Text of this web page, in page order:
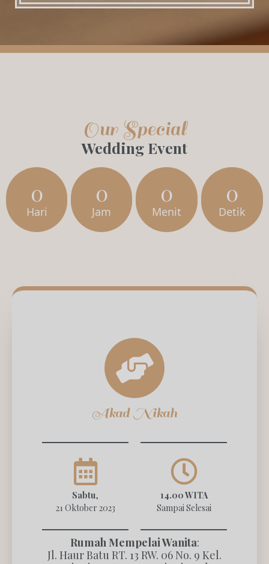
Our Special
Wedding Event
0
Hari
0
Jam
0
Menit
0
Detik
Akad Nikah
Sabtu,
21 Oktober 2023
14.00 WITA
Sampai Selesai
Rumah Mempelai Wanita:
Jl. Haur Batu RT. 13 RW. 06 No. 9 Kel.